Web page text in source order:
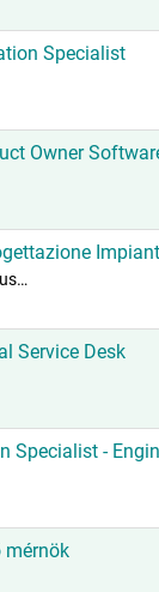
Specialist
Owner
Service Desk
Specialist -
mérnök